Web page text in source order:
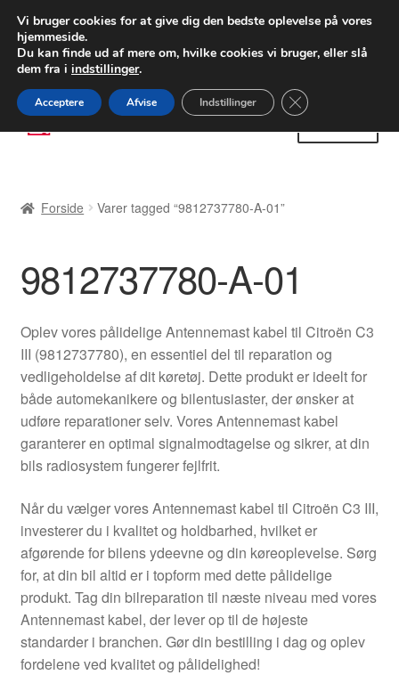
LEVERING fra 55 kr.
FEDEX verdensomspændende forsendelse
80 82 72 02
Spring
til
Spring
til
Betalinger
Kasse
Klageprocedure
Kontakte
Kurv
Levering
Min Konto
Om os
Privatlivspolitik
Forside Varer tagged “9812737780-A-01”
9812737780-A-01
Oplev vores pålidelige Antennemast kabel til Citroën C3
III (9812737780), en essentiel del til reparation og
vedligeholdelse af dit køretøj. Dette produkt er ideelt for
både automekanikere og bilentusiaster, der ønsker at
udføre reparationer selv. Vores Antennemast kabel
garanterer en optimal signalmodtagelse og sikrer, at din
bils radiosystem fungerer fejlfrit.
Når du vælger vores Antennemast kabel til Citroën C3 III,
investerer du i kvalitet og holdbarhed, hvilket er
afgørende for bilens ydeevne og din køreoplevelse. Sørg
for, at din bil altid er i topform med dette pålidelige
produkt. Tag din bilreparation til næste niveau med vores
Antennemast kabel, der lever op til de højeste
standarder i branchen. Gør din bestilling i dag og oplev
fordelene ved kvalitet og pålidelighed!
Vi bruger cookies for at give dig den bedste oplevelse på vores
hjemmeside.
Du kan finde ud af mere om, hvilke cookies vi bruger, eller slå
dem fra i indstillinger.
Acceptere Afvise Indstillinger Close GDPR